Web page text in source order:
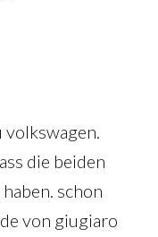
die beiden
schon
von giugiaro